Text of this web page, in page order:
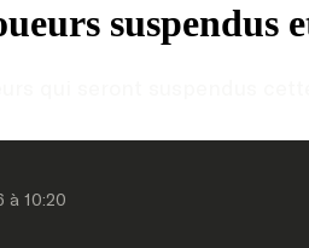
suspendus
à 10:20